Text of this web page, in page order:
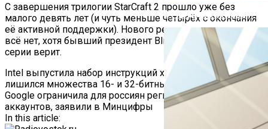
В ГИБДД Объяснили,
С завершения трилогии StarCraft 2 прошло уже без
малого девять лет (и чуть меньше четырёх с окончания
её активной поддержки). Нового релиза на горизонте
всё нет, хотя бывший президент Blizzard в возвращение
серии верит.
Навигация
По
Записям
Intel выпустила набор инструкций x86S версии 1.2 — он
лишился множества 16- и 32-битных функций
Google ограничила для россиян регистрацию новых
аккаунтов, заявили в Минцифры
In this article: